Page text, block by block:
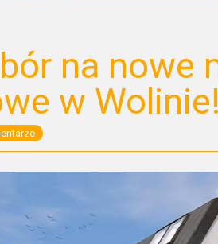
na nowe
w Wolinie!